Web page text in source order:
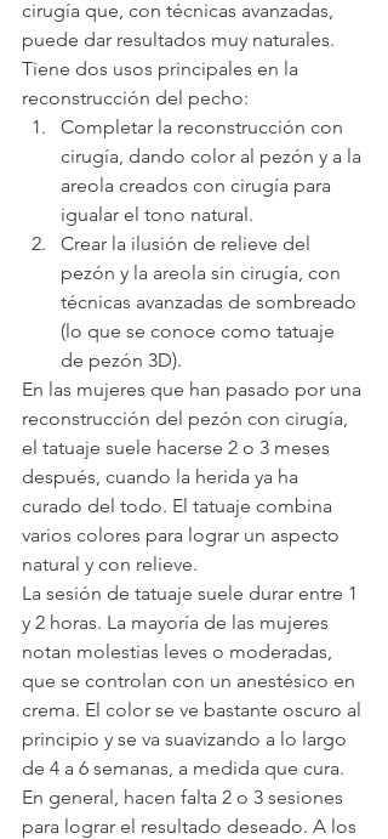
cirugía que, con técnicas avanzadas,
puede dar resultados muy naturales.
Tiene dos usos principales en la
reconstrucción del pecho:
Completar la reconstrucción con
cirugía, dando color al pezón y a la
areola creados con cirugía para
igualar el tono natural.
Crear la ilusión de relieve del
pezón y la areola sin cirugía, con
técnicas avanzadas de sombreado
(lo que se conoce como tatuaje
de pezón 3D).
En las mujeres que han pasado por una
reconstrucción del pezón con cirugía,
el tatuaje suele hacerse 2 o 3 meses
después, cuando la herida ya ha
curado del todo. El tatuaje combina
varios colores para lograr un aspecto
natural y con relieve.
La sesión de tatuaje suele durar entre 1
y 2 horas. La mayoría de las mujeres
notan molestias leves o moderadas,
que se controlan con un anestésico en
crema. El color se ve bastante oscuro al
principio y se va suavizando a lo largo
de 4 a 6 semanas, a medida que cura.
En general, hacen falta 2 o 3 sesiones
para lograr el resultado deseado. A los